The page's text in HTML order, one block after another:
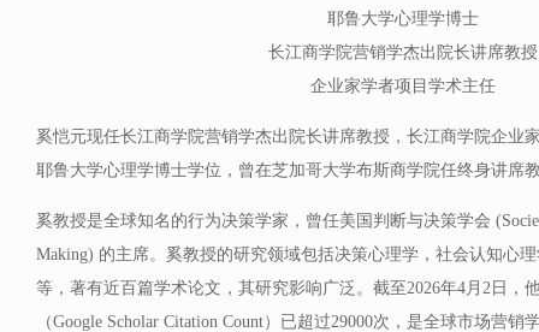
耶鲁大学心理学博士
长江商学院营销学杰出院长讲席教授
企业家学者项目学术主任
奚恺元现任长江商学院营销学杰出院长讲席教授，长江商学院企业
耶鲁大学心理学博士学位，曾在芝加哥大学布斯商学院任终身讲席
奚教授是全球知名的行为决策学家，曾任美国判断与决策学会
Making) 的主席。奚教授的研究领域包括决策心理学，社会认知心
等，著有近百篇学术论文，其研究影响广泛。截至2026年4月2日，
（Google Scholar Citation Count）已超过29000次，是全球市场营